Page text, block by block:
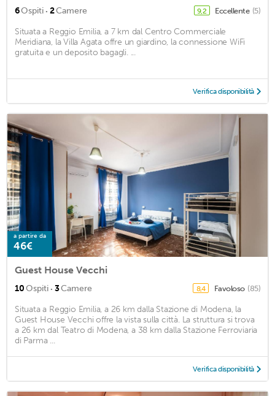
6Ospiti · 2Camere 9,2 Eccellente (5)
Situata a Reggio Emilia, a 7 km dal Centro Commerciale
Meridiana, la Villa Agata offre un giardino, la connessione WiFi
gratuita e un deposito bagagli. ...
Verifica disponibilità
a partire da
46€
Guest House Vecchi
10Ospiti · 3Camere 8,4 Favoloso (85)
Situata a Reggio Emilia, a 26 km dalla Stazione di Modena, la
Guest House Vecchi offre la vista sulla città. La struttura si trova
a 26 km dal Teatro di Modena, a 38 km dalla Stazione Ferroviaria
di Parma ...
Verifica disponibilità